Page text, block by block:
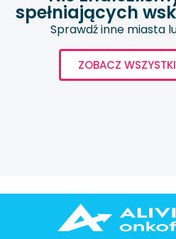
spełniających
Sprawdź inne miasta
ZOBACZ